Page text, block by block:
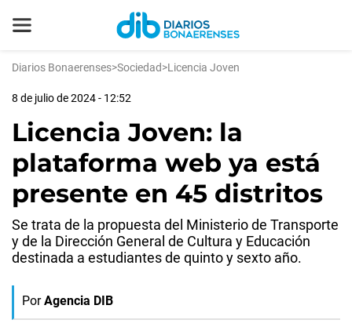
Diarios Bonaerenses>Sociedad>Licencia Joven
8 de julio de 2024 - 12:52
Licencia Joven: la
plataforma web ya está
presente en 45 distritos
Se trata de la propuesta del Ministerio de Transporte
y de la Dirección General de Cultura y Educación
destinada a estudiantes de quinto y sexto año.
Por Agencia DIB